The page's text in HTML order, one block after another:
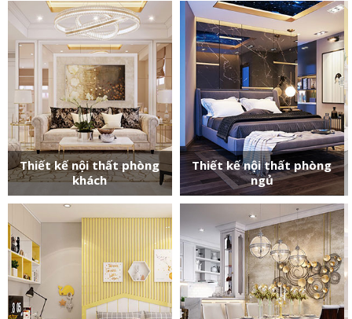
Thiết kế nội thất phòng
khách
Thiết kế nội thất phòng
ngủ